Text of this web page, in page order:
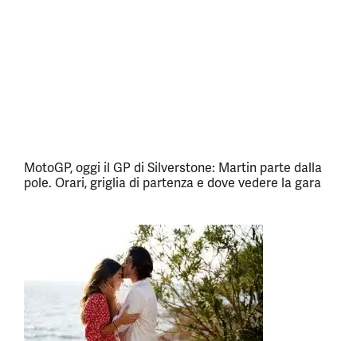
MotoGP, oggi il GP di Silverstone: Martin parte dalla
pole. Orari, griglia di partenza e dove vedere la gara